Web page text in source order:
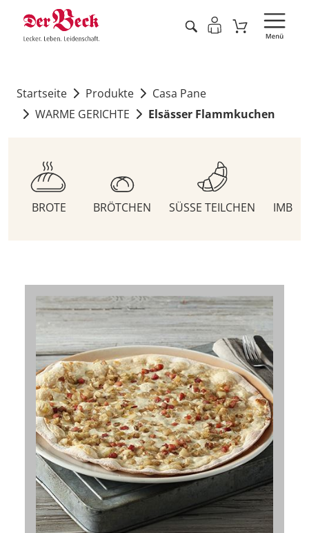
Startseite Produkte
Casa Pane
WARME GERICHTE
Elsässer Flammkuchen
BROTE BRÖTCHEN SÜSSE TEILCHEN